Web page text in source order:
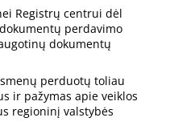
Registrų centrui dėl
perdavimo
dokumentų
perduotų toliau
ir pažymas apie veiklos
regioninį valstybės